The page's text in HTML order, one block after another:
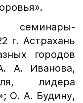
г. Астрахань
городов
А. Иванова,
лидера
О. А. Будину,